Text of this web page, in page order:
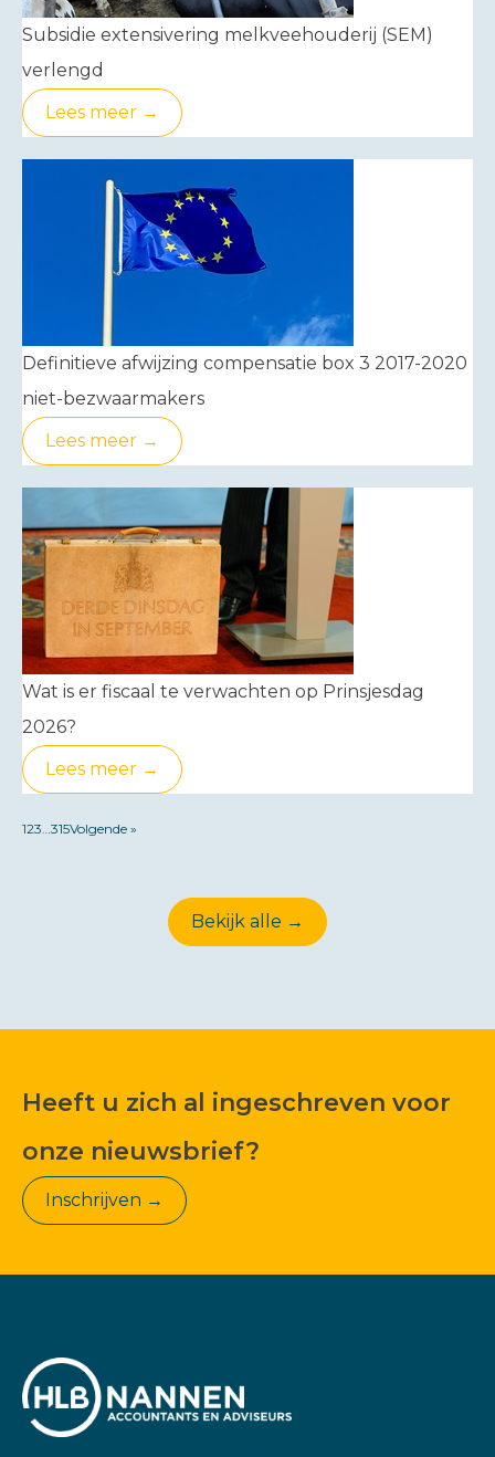
Subsidie extensivering melkveehouderij (SEM)
verlengd
Lees meer →
Definitieve afwijzing compensatie box 3 2017-2020
niet-bezwaarmakers
Lees meer →
Wat is er fiscaal te verwachten op Prinsjesdag
2026?
Lees meer →
123 315Volgende »
Bekijk alle →
Heeft u zich al ingeschreven voor
onze nieuwsbrief?
Inschrijven →